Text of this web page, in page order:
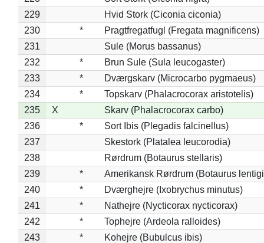
229
Hvid Stork (Ciconia ciconia)
230
*
Pragtfregatfugl (Fregata magnificens)
231
Sule (Morus bassanus)
232
*
Brun Sule (Sula leucogaster)
233
*
Dværgskarv (Microcarbo pygmaeus)
234
*
Topskarv (Phalacrocorax aristotelis)
235
X
Skarv (Phalacrocorax carbo)
236
*
Sort Ibis (Plegadis falcinellus)
237
Skestork (Platalea leucorodia)
238
Rørdrum (Botaurus stellaris)
239
*
Amerikansk Rørdrum (Botaurus
240
*
Dværghejre (Ixobrychus minutus)
241
*
Nathejre (Nycticorax nycticorax)
242
*
Tophejre (Ardeola ralloides)
243
*
Kohejre (Bubulcus ibis)